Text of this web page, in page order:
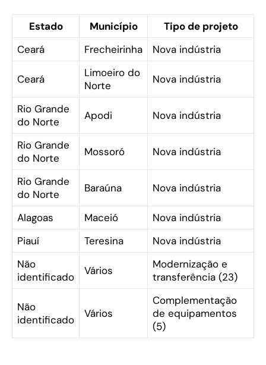
Estado Município
Tipo de projeto
Ceará
Frecheirinha Nova indústria
Ceará
Limoeiro do
Norte
Nova indústria
Rio Grande
do Norte
Apodi Nova indústria
Rio Grande
do Norte
Mossoró Nova indústria
Rio Grande
do Norte
Baraúna Nova indústria
Alagoas Maceió
Nova indústria
Piauí
Teresina
Nova indústria
Não
identificado
Vários
Modernização e
transferência (23)
Não
identificado
Vários
Complementação
de equipamentos
(5)